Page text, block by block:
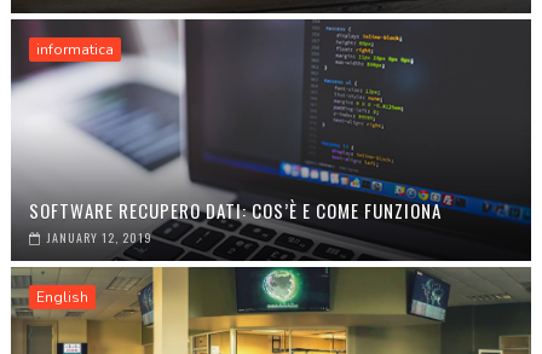
informatica
SOFTWARE RECUPERO DATI: COS’È E COME FUNZIONA
JANUARY 12, 2019
English